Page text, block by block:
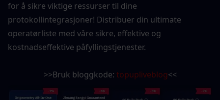
for å sikre viktige ressurser til dine
protokollintegrasjoner! Distribuer din ultimate
operatørliste med våre sikre, effektive og
kostnadseffektive påfyllingstjenester.
>>Bruk bloggkode: topupliveblog<<